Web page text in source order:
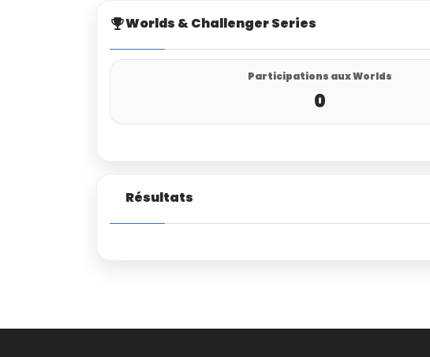
Worlds & Challenger Series
Participations aux Worlds
0
Résultats